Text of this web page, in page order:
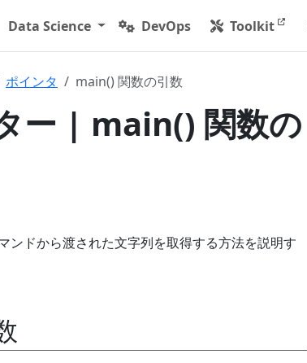
Data Science DevOps Toolkit
ポインタ main() 関数の引数
ー | main() 関数の
ンドから渡された文字列を取得する方法を説明す